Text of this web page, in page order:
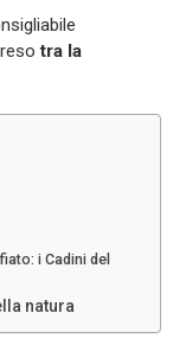
tra la
i Cadini del
natura